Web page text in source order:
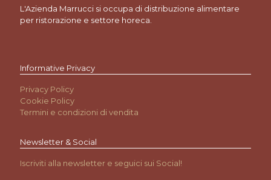
L'Azienda Marrucci si occupa di distribuzione alimentare
per ristorazione e settore horeca.
Informative Privacy
Privacy Policy
Cookie Policy
Termini e condizioni di vendita
Newsletter & Social
Iscriviti alla newsletter e seguici sui Social!